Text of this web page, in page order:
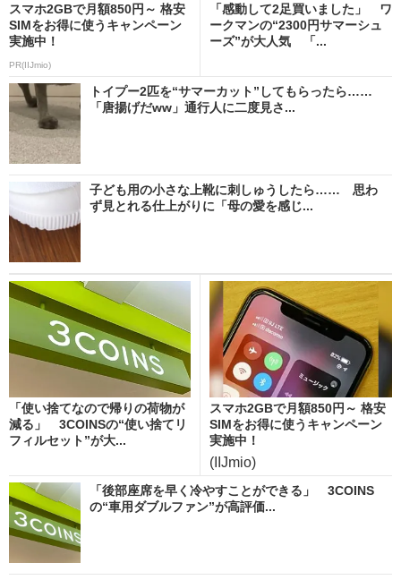
スマホ2GBで月額850円～ 格安
SIMをお得に使うキャンペーン
実施中！
PR(IIJmio)
「感動して2足買いました」 ワ
ークマンの“2300円サマーシュ
ーズ”が大人気 「...
トイプー2匹を“サマーカット”してもらったら……
「唐揚げだww」通行人に二度見さ...
子ども用の小さな上靴に刺しゅうしたら…… 思わ
ず見とれる仕上がりに「母の愛を感じ...
「使い捨てなので帰りの荷物が
減る」 3COINSの“使い捨てリ
フィルセット”が大...
スマホ2GBで月額850円～ 格安
SIMをお得に使うキャンペーン
実施中！
(IIJmio)
「後部座席を早く冷やすことができる」 3COINS
の“車用ダブルファン”が高評価...